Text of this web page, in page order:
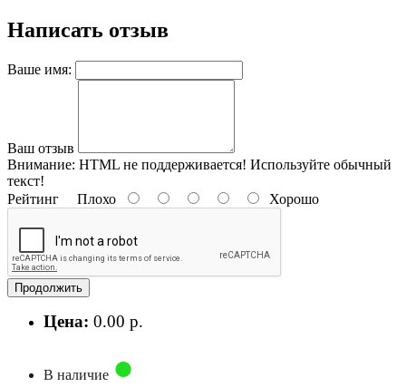
Написать отзыв
Ваше имя:
Ваш отзыв
Внимание: HTML не поддерживается! Используйте обычный
текст!
Рейтинг Плохо Хорошо
Продолжить
Цена: 0.00 р.
В наличие